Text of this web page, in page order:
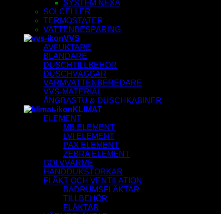
SYSTEM NEXA
SOLCELLER
TERMOSTATER
VATTENBESPARING
VVS
AVFUKTARE
BLANDARE
DUSCHTILLBEHÖR
DUSCHVÄGGAR
VARMVATTENBEREDARE
VVS-MATERIAL
ÅNGBASTU & DUSCHKABINER
KLIMAT
ELEMENT
MB ELEMENT
LVI ELEMENT
PAX ELEMENT
ZEBRA ELEMENT
GOLVVÄRME
HANDDUKSTORKAR
FLÄKT OCH VENTILATION
BADRUMSFLÄKTAR
TILLBEHÖR
FLÄKTAR